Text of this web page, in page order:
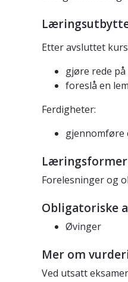
Etter avsluttet
gjøre rede
foreslå en
Ferdigheter:
gjennomføre
Forelesninger og
Obligatoriske
Øvinger
Mer om
Ved utsatt